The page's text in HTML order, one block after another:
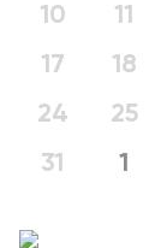
10
11
17
18
24
25
31
1